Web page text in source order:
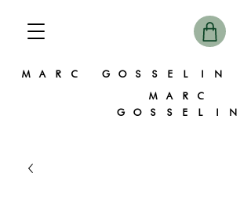
MARC GOSSELIN
MARC
GOSSELIN